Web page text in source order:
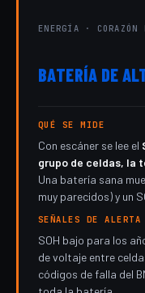
ENERGÍA · CORAZÓN
BATERÍA DE
QUÉ SE MIDE
Con escáner se lee el
grupo de celdas, la
Una batería sana
muy parecidos) y un
SEÑALES DE ALERTA
SOH bajo para los
de voltaje entre
códigos de falla del